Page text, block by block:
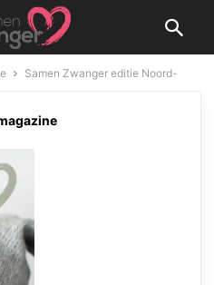
Samen Zwanger editie Noord-
editie Noord-